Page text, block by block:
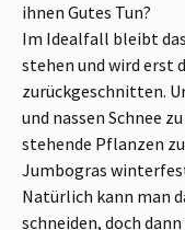
ihnen Gutes Tun?
Im Idealfall bleibt
stehen und wird erst
zurückgeschnitten.
und nassen Schnee
stehende Pflanzen
Jumbogras
Natürlich kann man
schneiden, doch